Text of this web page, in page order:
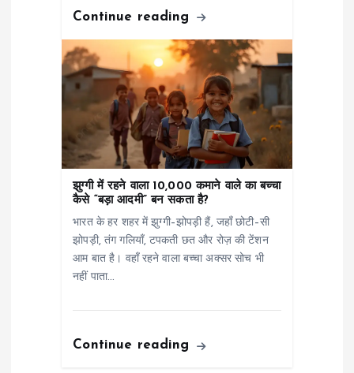
Continue reading
झुग्गी में रहने वाला 10,000 कमाने वाले का बच्चा
कैसे “बड़ा आदमी” बन सकता है?
भारत के हर शहर में झुग्गी–झोपड़ी हैं, जहाँ छोटी–सी
झोपड़ी, तंग गलियाँ, टपकती छत और रोज़ की टेंशन
आम बात है। वहाँ रहने वाला बच्चा अक्सर सोच भी
नहीं पाता…
Continue reading